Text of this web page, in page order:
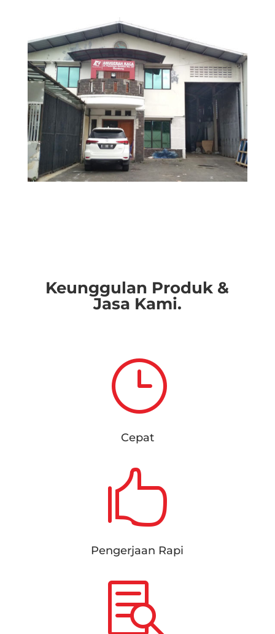
Keunggulan Produk &
Jasa Kami.
}
Cepat

Pengerjaan Rapi
